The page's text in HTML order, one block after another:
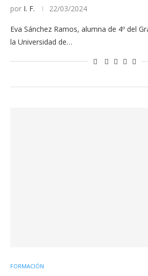
por I. F. 22/03/2024
Eva Sánchez Ramos, alumna de 4º del
la Universidad de…
FORMACIÓN